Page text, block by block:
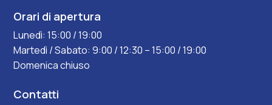
Orari di apertura
Lunedì: 15:00 / 19:00
Martedì / Sabato: 9:00 / 12:30 – 15:00 / 19:00
Domenica chiuso
Contatti